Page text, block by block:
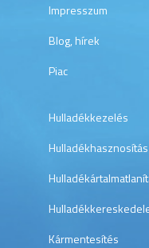
Impresszum
Blog, hírek
Piac
Hulladékkezelés
Hulladékhasznosítás
Kármentesítés